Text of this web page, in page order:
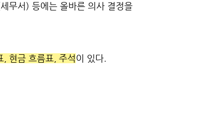
무서) 등에는 올바른 의사 결정을
, 현금 흐름표, 주석이 있다.